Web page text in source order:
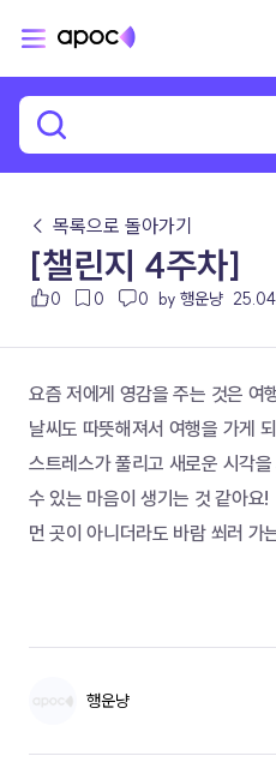
← 목록으로 돌아가기
[챌린지 4주차]
0 0 0 by 행운냥
요즘 저에게 영감을 주는 것은 여
날씨도 따뜻해져서 여행을 가게
스트레스가 풀리고 새로운 시각
수 있는 마음이 생기는 것 같아요!
먼 곳이 아니더라도 바람 쐬러 가
행운냥